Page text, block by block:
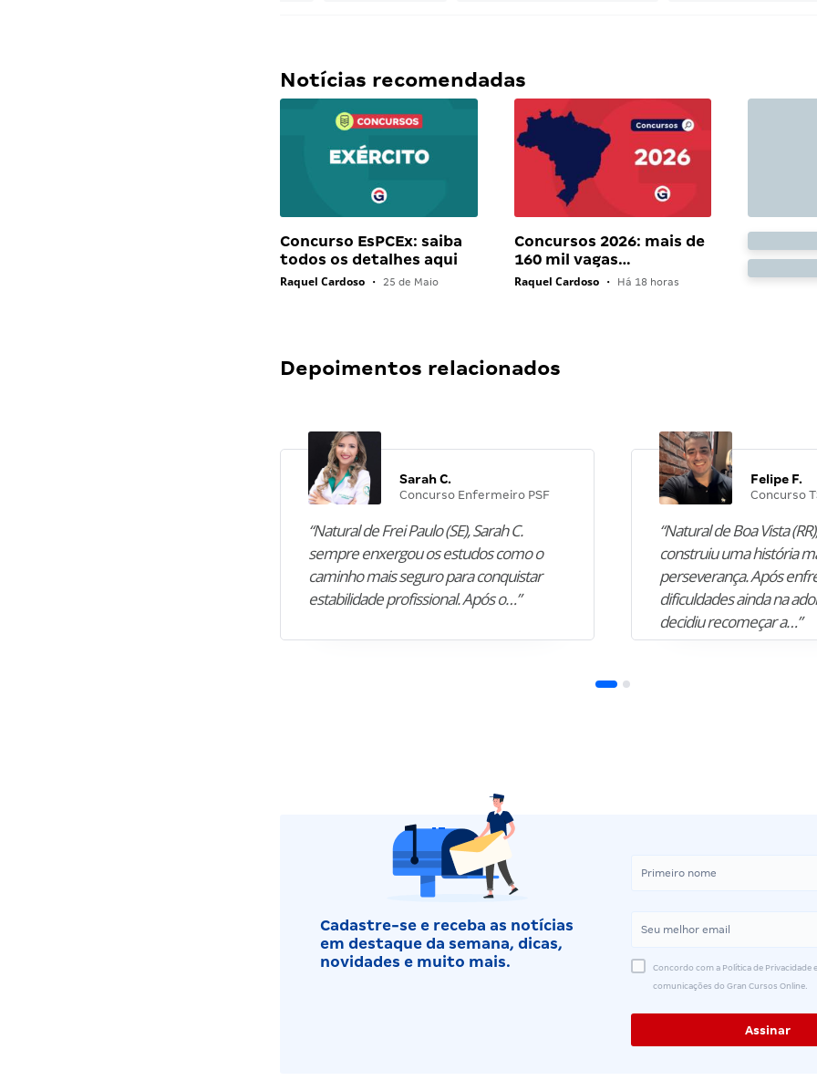
Notícias recomendadas
Concurso EsPCEx: saiba
todos os detalhes aqui
Raquel Cardoso • 25 de Maio
Concursos 2026: mais de
160 mil vagas…
Raquel Cardoso • Há 18 horas
Depoimentos relacionados
Sarah C.
Concurso Enfermeiro PSF
“Natural de Frei Paulo (SE), Sarah C.
sempre enxergou os estudos como o
caminho mais seguro para conquistar
estabilidade profissional. Após o…”
Felipe F.
Concurso
“Natural de Boa Vista
construiu uma história
perseverança. Após
dificuldades ainda na
decidiu recomeçar a…”
Cadastre-se e receba as notícias
em destaque da semana, dicas,
novidades e muito mais.
Concordo com a Política de Privacidade
comunicações do Gran Cursos Online.